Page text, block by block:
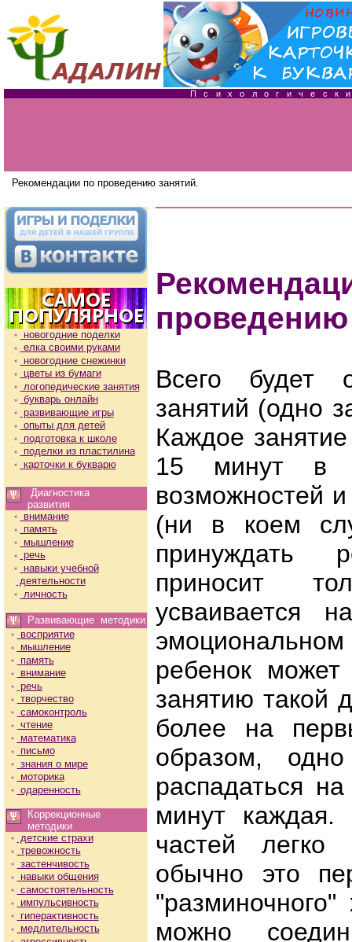
Рекомендации по проведению занятий.
новогодние поделки
елка своими руками
новогодние снежинки
цветы из бумаги
логопедические занятия
букварь онлайн
развивающие игры
опыты для детей
подготовка к школе
поделки из пластилина
карточки к букварю
Диагностика
развития
внимание
память
мышление
речь
навыки учебной
деятельности
личность
Развивающие методики
восприятие
мышление
память
внимание
речь
творчество
самоконтроль
чтение
математика
письмо
знания о мире
моторика
одаренность
Коррекционные
методики
детские страхи
тревожность
застенчивость
навыки общения
самостоятельность
импульсивность
гиперактивность
медлительность
проведению
Всего будет
занятий (одно
Каждое
15 минут в
возможностей
(ни в коем
принуждать
приносит
усваивается
ребенок
занятию такой
более на
образом,
распадаться
минут каждая.
частей легко
обычно это
можно